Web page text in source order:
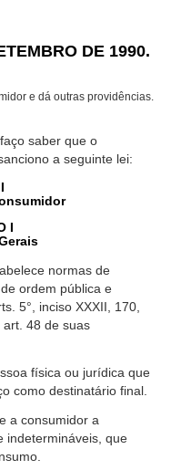
DE 1990.
e dá outras providências.
, faço saber que o
a seguinte lei:
I
normas de
ordem pública e
5°, inciso XXXII, 170,
art. 48 de suas
física ou jurídica que
como destinatário final.
a consumidor a
indetermináveis, que